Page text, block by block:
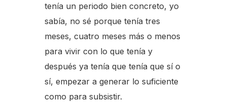
tenía un periodo bien concreto, yo
sabía, no sé porque tenía tres
meses, cuatro meses más o menos
para vivir con lo que tenía y
después ya tenía que tenía que sí o
sí, empezar a generar lo suficiente
como para subsistir.